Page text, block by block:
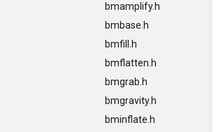
bmamplify.h
bmbase.h
bmfill.h
bmflatten.h
bmgrab.h
bmgravity.h
bminflate.h